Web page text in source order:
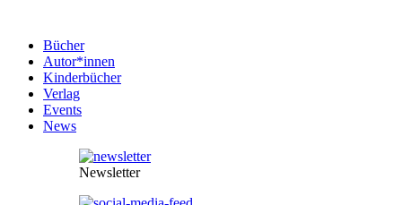
Bücher
Autor*innen
Kinderbücher
Verlag
Events
News
Newsletter